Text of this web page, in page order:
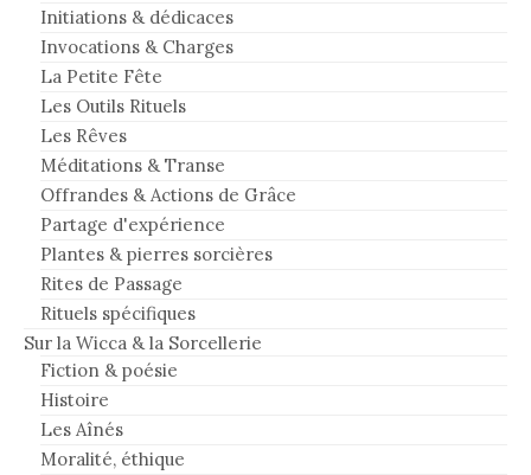
Initiations & dédicaces
Invocations & Charges
La Petite Fête
Les Outils Rituels
Les Rêves
Méditations & Transe
Offrandes & Actions de Grâce
Partage d'expérience
Plantes & pierres sorcières
Rites de Passage
Rituels spécifiques
Sur la Wicca & la Sorcellerie
Fiction & poésie
Histoire
Les Aînés
Moralité, éthique